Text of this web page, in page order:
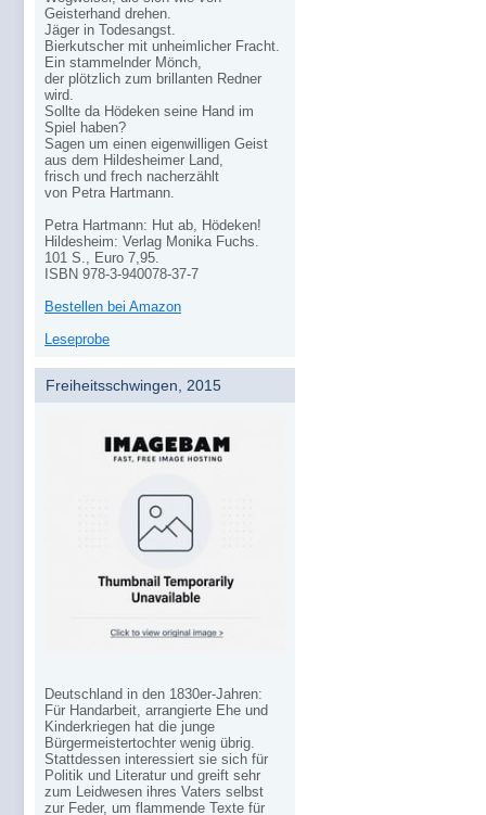
Geisterhand drehen.
Jäger in Todesangst.
Bierkutscher mit unheimlicher Fracht.
Ein stammelnder Mönch,
der plötzlich zum brillanten Redner
wird.
Sollte da Hödeken seine Hand im
Spiel haben?
Sagen um einen eigenwilligen Geist
aus dem Hildesheimer Land,
frisch und frech nacherzählt
von Petra Hartmann.
Petra Hartmann: Hut ab, Hödeken!
Hildesheim: Verlag Monika Fuchs.
101 S., Euro 7,95.
ISBN 978-3-940078-37-7
Bestellen bei Amazon
Leseprobe
Freiheitsschwingen, 2015
Deutschland in den 1830er-Jahren:
Für Handarbeit, arrangierte Ehe und
Kinderkriegen hat die junge
Bürgermeistertochter wenig übrig.
Stattdessen interessiert sie sich für
Politik und Literatur und greift sehr
zum Leidwesen ihres Vaters selbst
zur Feder, um flammende Texte für